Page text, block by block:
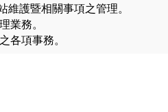
維護暨相關事項之管理。
業務。
各項事務。